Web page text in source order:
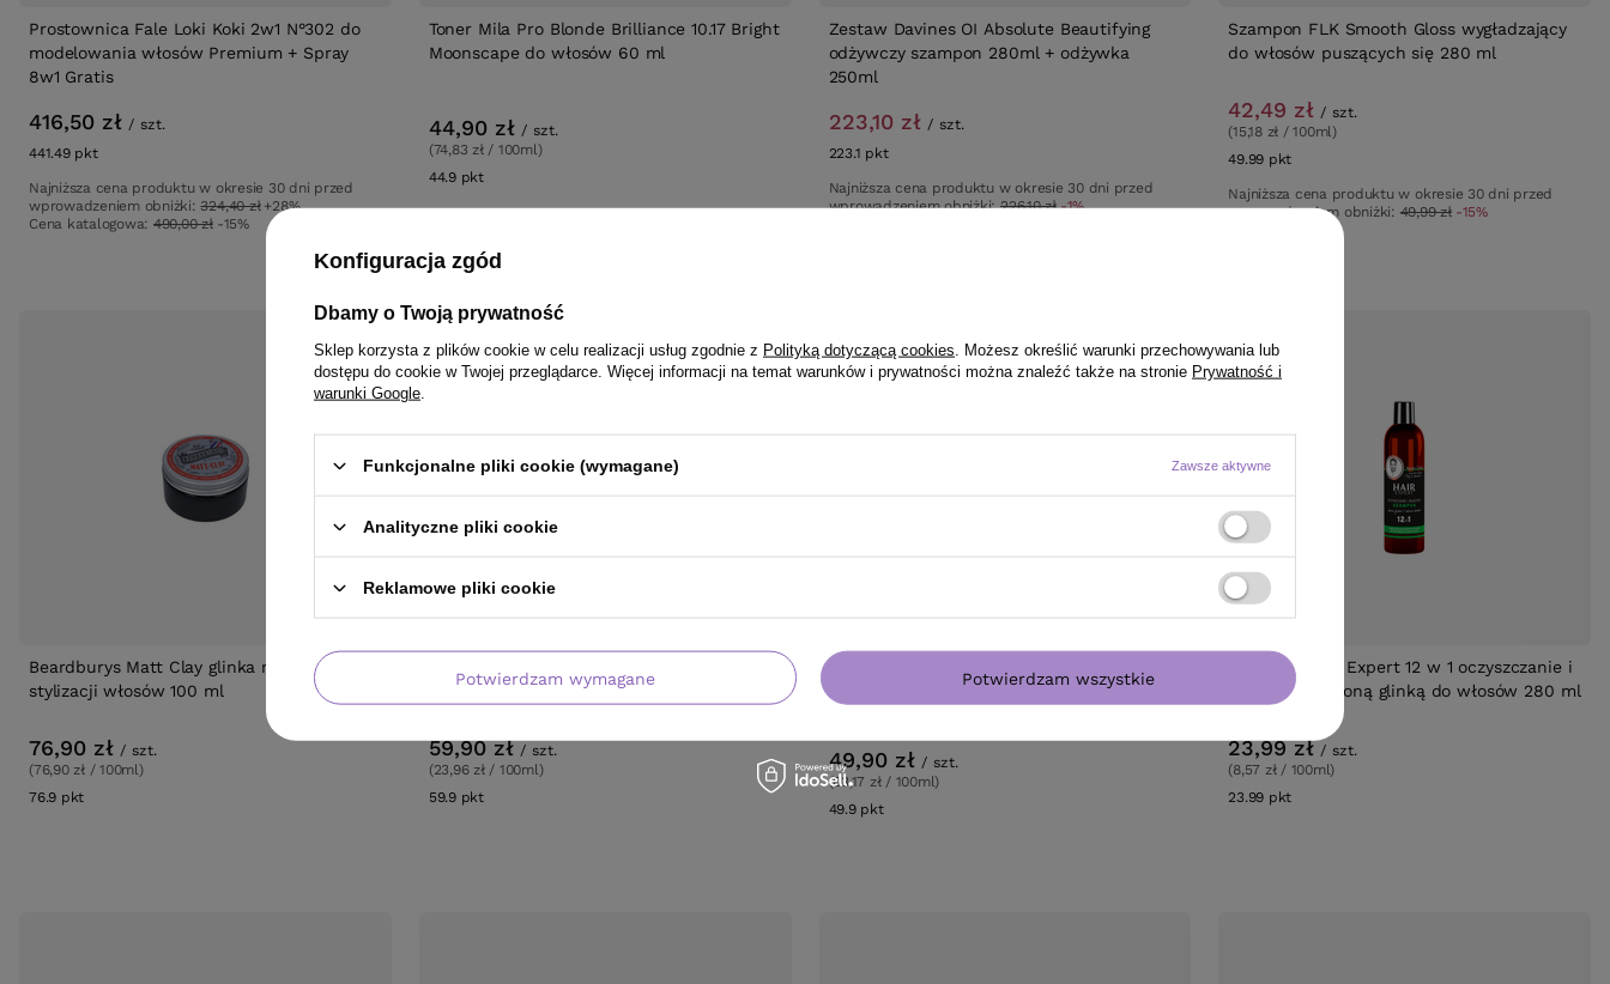
Prostownica Fale Loki Koki 2w1 N°302 do
modelowania włosów Premium + Spray
8w1 Gratis
416,50 zł / szt.
441.49 pktpunktów
Najniższa cena produktu w okresie 30 dni przed
wprowadzeniem obniżki:324,40 zł +28%
Cena katalogowa: 490,00 zł -15%
Toner Mila Pro Blonde Brilliance 10.17 Bright
Moonscape do włosów 60 ml
44,90 zł / szt.
(74,83 zł / 100ml)
44.9 pktpunktów
Zestaw Davines OI Absolute Beautifying
odżywczy szampon 280ml + odżywka
250ml
223,10 zł / szt.
223.1 pktpunktów
Najniższa cena produktu w okresie 30 dni przed
wprowadzeniem obniżki:226,10 zł -1%
Szampon FLK Smooth Gloss wygładzający
do włosów puszących się 280 ml
42,49 zł / szt.
(15,18 zł / 100ml)
49.99 pkt
Najniższa cena produktu w okresie 30 dni przed
wprowadzeniem obniżki: 49,99 zł -15%
Beardburys Matt Clay glinka matowa do
stylizacji włosów 100 ml
76,90 zł / szt.
(76,90 zł / 100ml)
76.9 pkt
Shampoo Oczyszczanie i Objętość 250 ml
59,90 zł / szt.
(23,96 zł / 100ml)
59.9 pktpunktów
rewitalizująca popielaty perłowy blond 60
49,90 zł / szt.
(83,17 zł / 100ml)
49.9 pktpunktów
BESTSELLER
Szampon Hair Expert 12 w 1 oczyszczanie i
objętość z zieloną glinką do włosów 280 ml
23,99 zł / szt.
(8,57 zł / 100ml)
23.99 pkt
Konfiguracja zgód
Dbamy o Twoją prywatność
Sklep korzysta z plików cookie w celu realizacji usług zgodnie z Polityką dotyczącą cookies . Możesz określić warunki przechowywania lub
dostępu do cookie w Twojej przeglądarce. Więcej informacji na temat warunków i prywatności można znaleźć także na stronie Prywatność i
warunki Google
Funkcjonalne pliki cookie (wymagane) Zawsze aktywne
Analityczne pliki cookie
Reklamowe pliki cookie
Potwierdzam wymagane Potwierdzam wszystkie